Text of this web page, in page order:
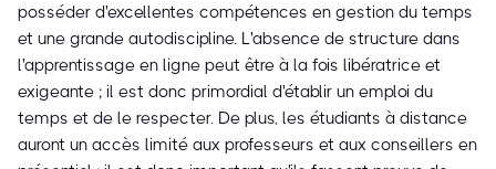
posséder d'excellentes compétences en gestion du temps
et une grande autodiscipline. L'absence de structure dans
l'apprentissage en ligne peut être à la fois libératrice et
exigeante ; il est donc primordial d'établir un emploi du
temps et de le respecter. De plus, les étudiants à distance
auront un accès limité aux professeurs et aux conseillers en